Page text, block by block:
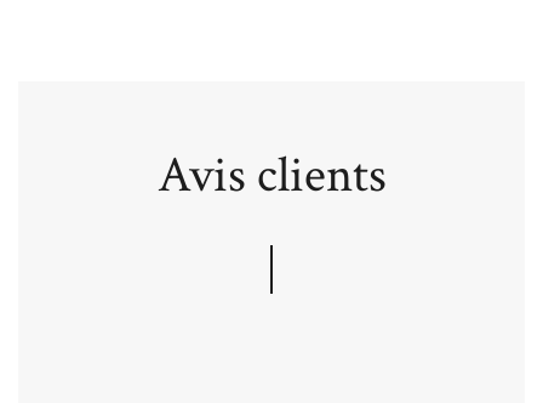
Avis clients